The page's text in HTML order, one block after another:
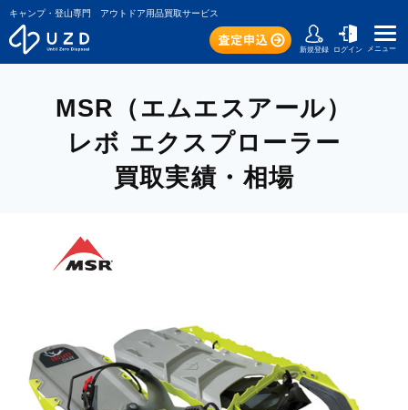
キャンプ・登山専門 アウトドア用品買取サービス
新規登録 ログイン メニュー
MSR（エムエスアール）
レボ エクスプローラー
買取実績・相場